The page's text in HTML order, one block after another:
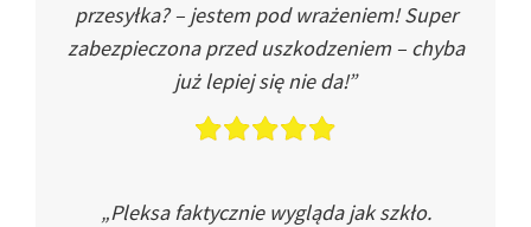
przesyłka? – jestem pod wrażeniem! Super
zabezpieczona przed uszkodzeniem – chyba
już lepiej się nie da!”
„Pleksa faktycznie wygląda jak szkło.